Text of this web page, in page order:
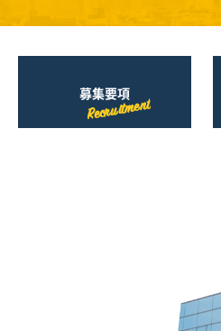
募集要項
Recruitment